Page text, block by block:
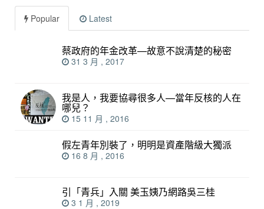
Popular Latest
蔡政府的年金改革—故意不說清楚的秘密
31 3 月 , 2017
我是人，我要協尋很多人—當年反核的人在
哪兒？
15 11 月 , 2016
假左青年別裝了，明明是資產階級大獨派
16 8 月 , 2016
引「青兵」入關 美玉姨乃網路吳三桂
3 1 月 , 2019